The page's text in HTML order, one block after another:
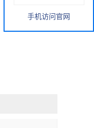
手机访问官网